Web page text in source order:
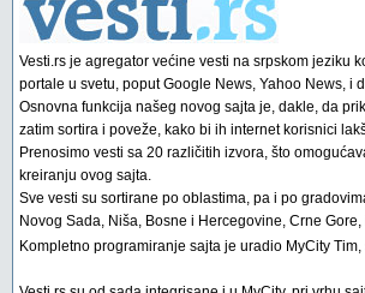
Vesti.rs je agregator većine vesti na srpskom jeziku
portale u svetu, poput Google News, Yahoo News, i
Osnovna funkcija našeg novog sajta je, dakle, da
zatim sortira i poveže, kako bi ih internet korisnici
Prenosimo vesti sa 20 različitih izvora, što
kreiranju ovog sajta.
Sve vesti su sortirane po oblastima, pa i po
Novog Sada, Niša, Bosne i Hercegovine, Crne Gore,
Kompletno programiranje sajta je uradio MyCity